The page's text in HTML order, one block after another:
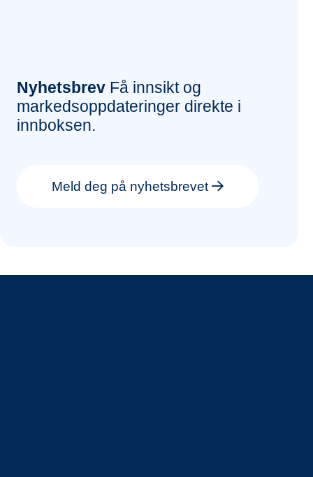
Nyhetsbrev Få innsikt og
markedsoppdateringer direkte i
innboksen.
Meld deg på nyhetsbrevet